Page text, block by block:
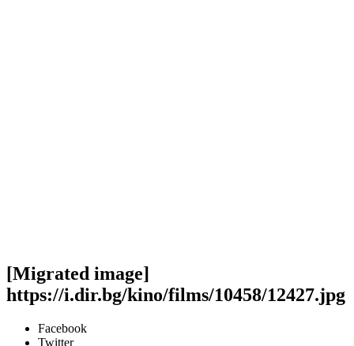
[Migrated image]
https://i.dir.bg/kino/films/10458/12427.jpg
Facebook
Twitter